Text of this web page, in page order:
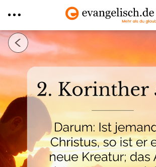
Direkt
zum
Inhalt
Nächstes Bild